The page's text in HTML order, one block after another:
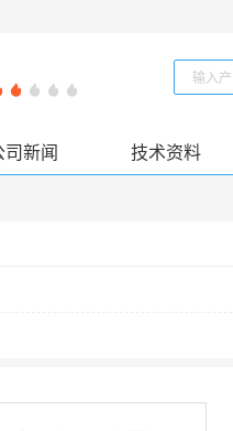
司新闻 技术资料